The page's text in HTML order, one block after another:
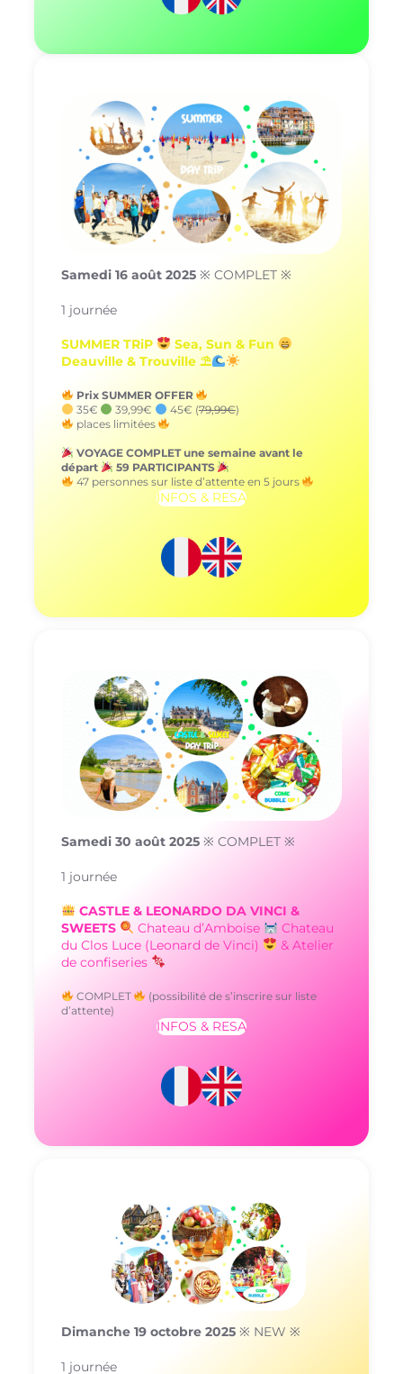
Samedi 16 août 2025 ※ COMPLET ※
1 journée
SUMMER TRiP
Sea, Sun & Fun
Deauville & Trouville ⛱
Prix SUMMER OFFER
35€
39,99€ 45€ (79,99€)
places limitées
VOYAGE COMPLET une semaine avant le
départ
59 PARTICIPANTS
47 personnes sur liste d’attente en 5 jours
INFOS & RESA
Samedi 30 août 2025 ※ COMPLET ※
1 journée
CASTLE & LEONARDO DA VINCI &
SWEETS
Chateau d’Amboise
Chateau
du Clos Luce (Leonard de Vinci)
& Atelier
de confiseries
COMPLET
(possibilité de s’inscrire sur liste
d’attente)
INFOS & RESA
Dimanche 19 octobre 2025 ※ NEW ※
1 journée